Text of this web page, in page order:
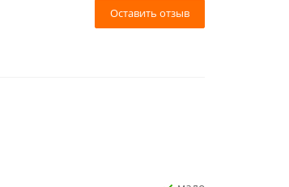
Оставить отзыв